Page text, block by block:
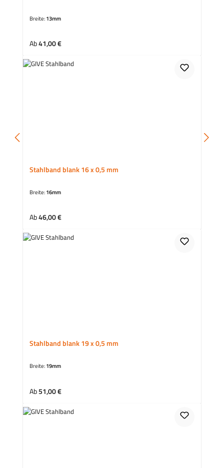
Breite:13mm
Regulärer Preis:
Ab41,00 €
Stahlband blank 16 x 0,5 mm
Breite:16mm
Regulärer Preis:
Ab46,00 €
Stahlband blank 19 x 0,5 mm
Breite:19mm
Regulärer Preis:
Ab51,00 €